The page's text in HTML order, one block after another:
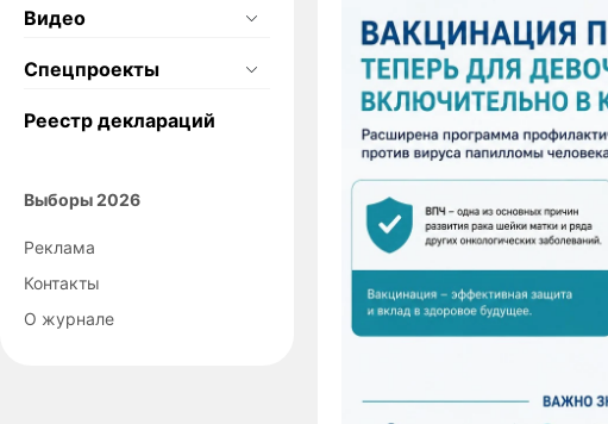
Видео
Спецпроекты
Реестр деклараций
Выборы 2026
Реклама
Контакты
О журнале